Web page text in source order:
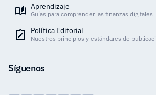
Aprendizaje
Guías para comprender las finanzas digitales
Política Editorial
Nuestros principios y estándares de
Síguenos